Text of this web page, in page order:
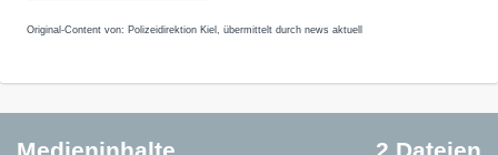
Original-Content von: Polizeidirektion Kiel, übermittelt durch news aktuell
Medieninhalte 2 Dateien